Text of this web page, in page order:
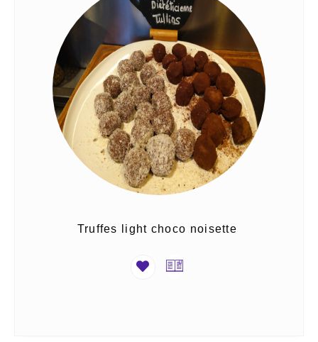
Truffes light choco noisette